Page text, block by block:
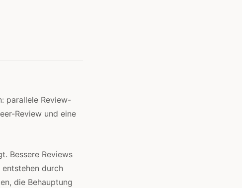
parallele Review-
Review und eine
Bessere Reviews
durch
die Behauptung